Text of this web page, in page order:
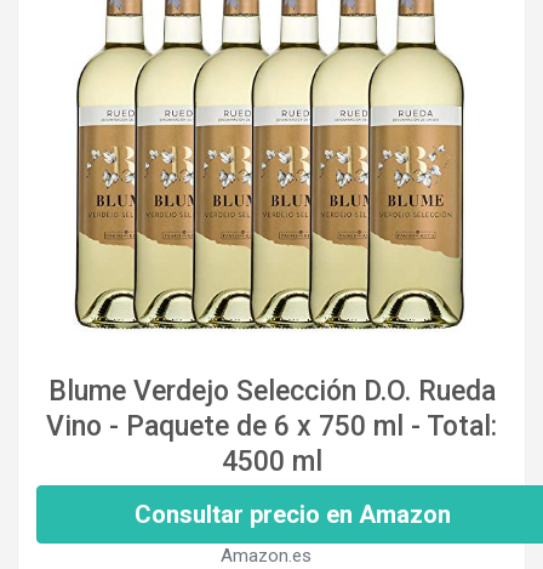
Blume Verdejo Selección D.O. Rueda
Vino - Paquete de 6 x 750 ml - Total:
4500 ml
Consultar precio en Amazon
Amazon.es